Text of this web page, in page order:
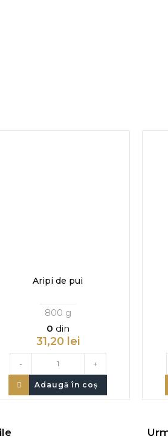
Aripi de pui
800 g
0 din
31,20 lei
- +
Adaugă în coș